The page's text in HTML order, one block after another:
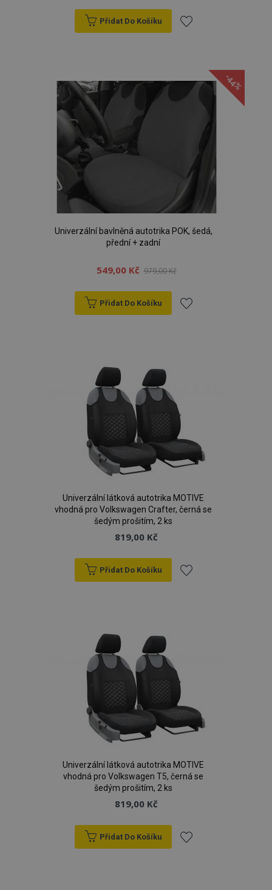
Přidat Do Košíku
oblíbeným
-44%
Univerzální bavlněná autotrika POK, šedá,
přední + zadní
549,00 Kč 979,00 Kč
Přidat Do Košíku
Univerzální látková autotrika MOTIVE
vhodná pro Volkswagen Crafter, černá se
šedým prošitím, 2 ks
819,00 Kč
Přidat Do Košíku
Univerzální látková autotrika MOTIVE
vhodná pro Volkswagen T5, černá se
šedým prošitím, 2 ks
819,00 Kč
Přidat Do Košíku